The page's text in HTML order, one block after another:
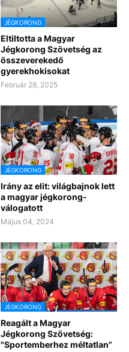
JÉGKORONG
Eltiltotta a Magyar
Jégkorong Szövetség az
összeverekedő
gyerekhokisokat
Február 28, 2025
JÉGKORONG
Irány az elit: világbajnok lett
a magyar jégkorong-
válogatott
Május 04, 2024
JÉGKORONG
Reagált a Magyar
Jégkorong Szövetség:
"Sportemberhez méltatlan”